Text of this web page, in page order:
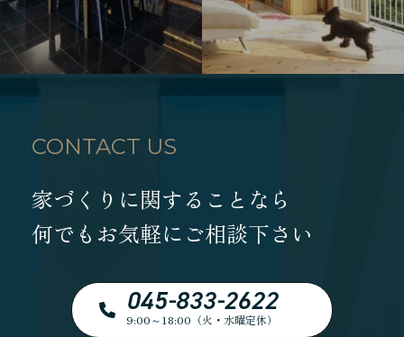
CONTACT US
家づくりに関することなら
何でもお気軽にご相談下さい
045-833-2622
9:00～18:00（火・水曜定休）